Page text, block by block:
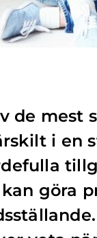
de mest
i en
göra